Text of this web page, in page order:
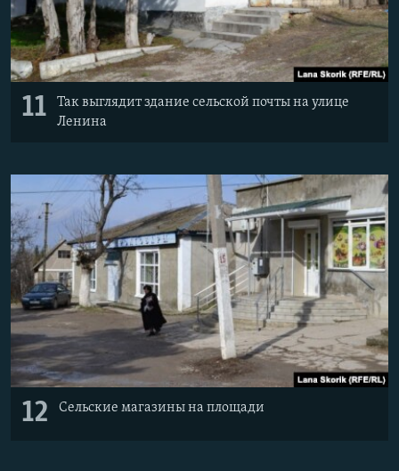
11
Так выглядит здание сельской почты на улице
Ленина
12 Сельские магазины на площади